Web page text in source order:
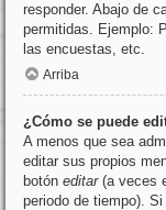
responder. Abajo de
permitidas. Ejemplo:
las encuestas, etc.
Arriba
¿Cómo se puede
A menos que sea
editar sus propios
botón editar(a veces
periodo de tiempo).